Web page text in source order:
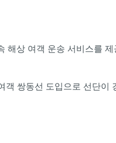
상 여객 운송 서비스를
쌍동선 도입으로 선단